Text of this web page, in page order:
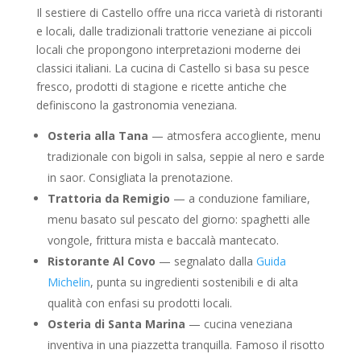
Il sestiere di Castello offre una ricca varietà di ristoranti
e locali, dalle tradizionali trattorie veneziane ai piccoli
locali che propongono interpretazioni moderne dei
classici italiani. La cucina di Castello si basa su pesce
fresco, prodotti di stagione e ricette antiche che
definiscono la gastronomia veneziana.
Osteria alla Tana — atmosfera accogliente, menu
tradizionale con bigoli in salsa, seppie al nero e sarde
in saor. Consigliata la prenotazione.
Trattoria da Remigio — a conduzione familiare,
menu basato sul pescato del giorno: spaghetti alle
vongole, frittura mista e baccalà mantecato.
Ristorante Al Covo — segnalato dalla Guida
Michelin, punta su ingredienti sostenibili e di alta
qualità con enfasi su prodotti locali.
Osteria di Santa Marina — cucina veneziana
inventiva in una piazzetta tranquilla. Famoso il risotto